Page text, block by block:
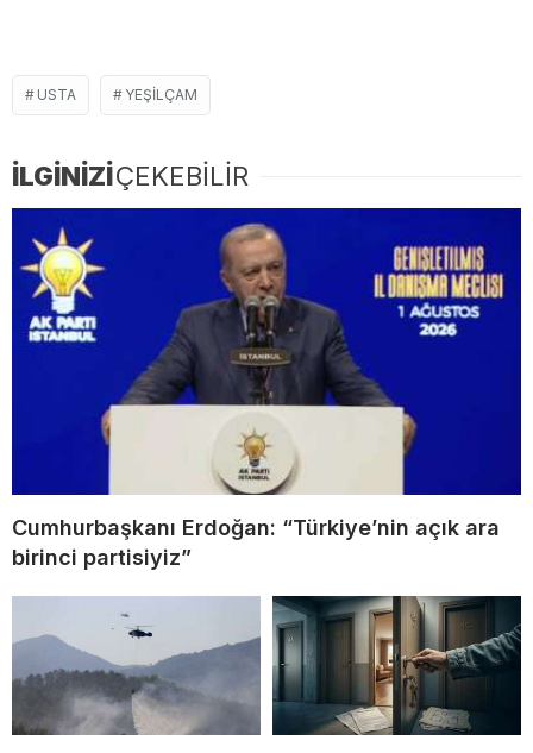
USTA YEŞILÇAM
İLGİNİZİÇEKEBİLİR
Cumhurbaşkanı Erdoğan: “Türkiye’nin açık ara
birinci partisiyiz”